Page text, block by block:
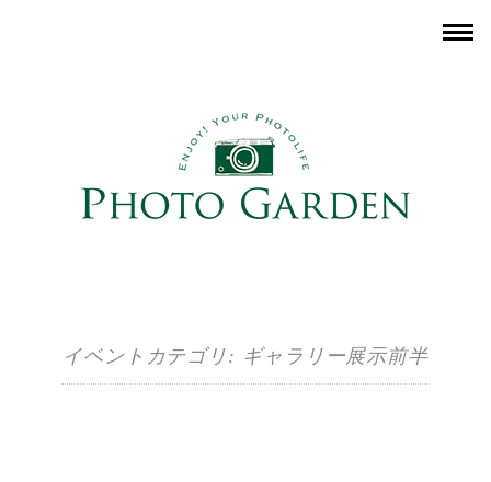
イベントカテゴリ: ギャラリー展示前半